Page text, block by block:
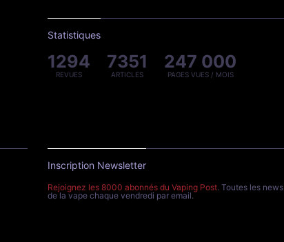
Statistiques
1294
REVUES
7351
ARTICLES
247 000
PAGES VUES / MOIS
Inscription Newsletter
Rejoignez les 8000 abonnés du Vaping Post. Toutes les news
de la vape chaque vendredi par email.